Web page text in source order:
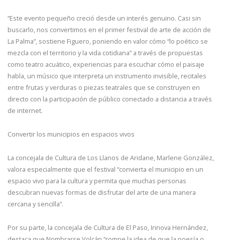
“Este evento pequeño creció desde un interés genuino. Casi sin
buscarlo, nos convertimos en el primer festival de arte de acción de
La Palma”, sostiene Figuero, poniendo en valor cómo “lo poético se
mezcla con el territorio y la vida cotidiana” a través de propuestas
como teatro acuático, experiencias para escuchar cómo el paisaje
habla, un músico que interpreta un instrumento invisible, recitales
entre frutas y verduras o piezas teatrales que se construyen en
directo con la participación de público conectado a distancia a través
de internet.
Convertir los municipios en espacios vivos
La concejala de Cultura de Los Llanos de Aridane, Marlene González,
valora especialmente que el festival “convierta el municipio en un
espacio vivo para la cultura y permita que muchas personas
descubran nuevas formas de disfrutar del arte de una manera
cercana y sencilla”.
Por su parte, la concejala de Cultura de El Paso, Irinova Hernández,